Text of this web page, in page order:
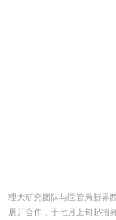
理大研究团队与医管局新界
展开合作，于七月上旬起招